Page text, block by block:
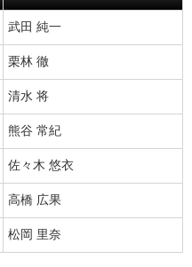
武田 純一
栗林 徹
清水 将
熊谷 常紀
佐々木 悠衣
高橋 広果
松岡 里奈